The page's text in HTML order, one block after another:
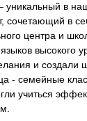
уникальный в
сочетающий в
центра и
высокого
и создали
- семейные
учиться